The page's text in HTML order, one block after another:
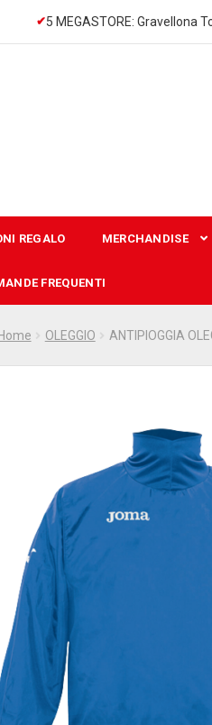
5 MEGASTORE: Gravellona
REGALO MERCHANDISE
FREQUENTI
Home OLEGGIO ANTIPIOGGIA